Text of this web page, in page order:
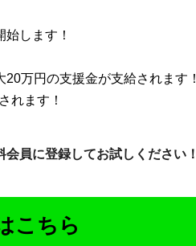
します！
万円の支援金が支給されます！
れます！
員に登録してお試しください！
こちら